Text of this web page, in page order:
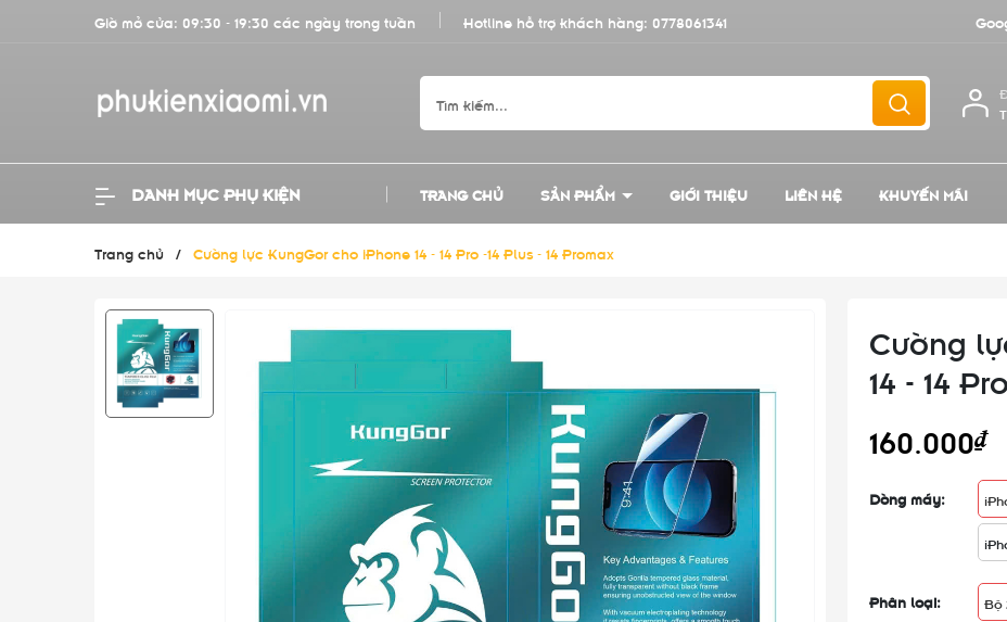
Giờ mở cửa: 09:30 - 19:30 các ngày trong tuần Hotline hỗ trợ khách hàng: 0778061341
DANH MỤC PHỤ KIỆN TRANG CHỦ SẢN PHẨM GIỚI THIỆU LIÊN HỆ KHUYẾN MÃI
Trang chủ / Cường lực KungGor cho iPhone 14 - 14 Pro -14 Plus - 14 Promax
Cường
14 - 14
160.000₫
Dòng máy:
Phân loại: Bộ